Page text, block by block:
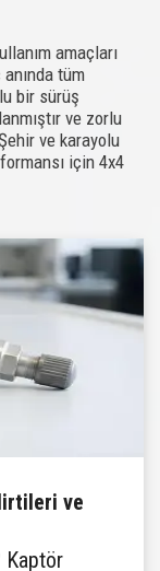
amaçları
tüm
bir sürüş
ve zorlu
ve karayolu
için 4x4
ve
Kaptör